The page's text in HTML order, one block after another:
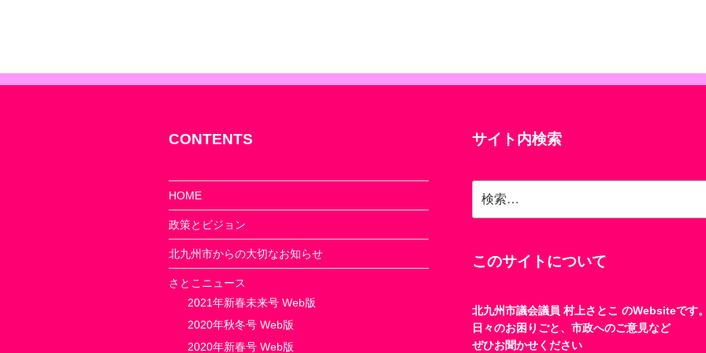
シ
ン
CONTENTS
HOME
政策とビジョン
北九州市からの大切なお知らせ
さとこニュース
2021年新春未来号 Web版
2020年秋冬号 Web版
2020年新春号 Web版
サイト内検索
索:
このサイトについて
北九州市議会議員 村上さとこ のWebsiteです。
日々のお困りごと、市政へのご意見など
ぜひお聞かせください